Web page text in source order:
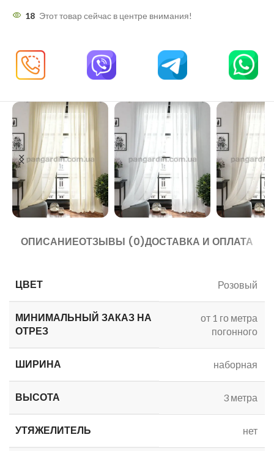
18 Этот товар сейчас в центре внимания!
ОПИСАНИЕОТЗЫВЫ (0)ДОСТАВКА И ОПЛАТА
ЦВЕТ Розовый
МИНИМАЛЬНЫЙ ЗАКАЗ НА
ОТРЕЗ
от 1 го метра
погонного
ШИРИНА наборная
ВЫСОТА 3 метра
УТЯЖЕЛИТЕЛЬ нет